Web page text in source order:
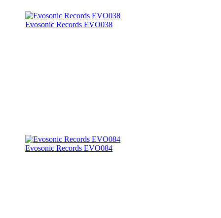
Evosonic Records EVO038
Evosonic Records EVO084